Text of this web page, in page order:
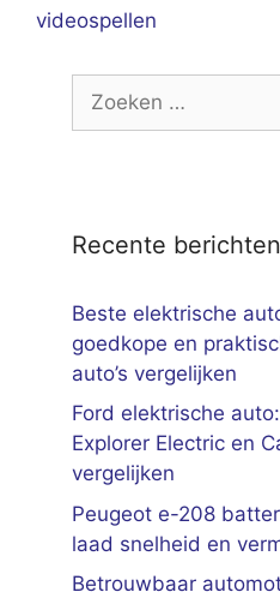
videospellen
naar:
Recente berichten
Beste elektrische
goedkope en
auto’s vergelijken
Ford elektrische
Explorer Electric en
vergelijken
Peugeot e-208
laad snelheid en
Betrouwbaar